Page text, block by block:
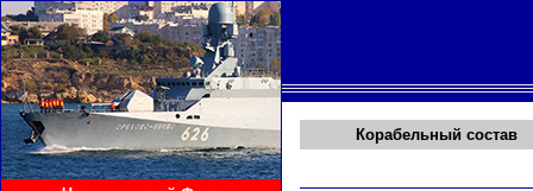
Корабельный состав